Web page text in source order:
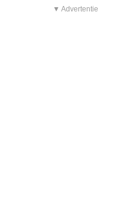
▼ Advertentie